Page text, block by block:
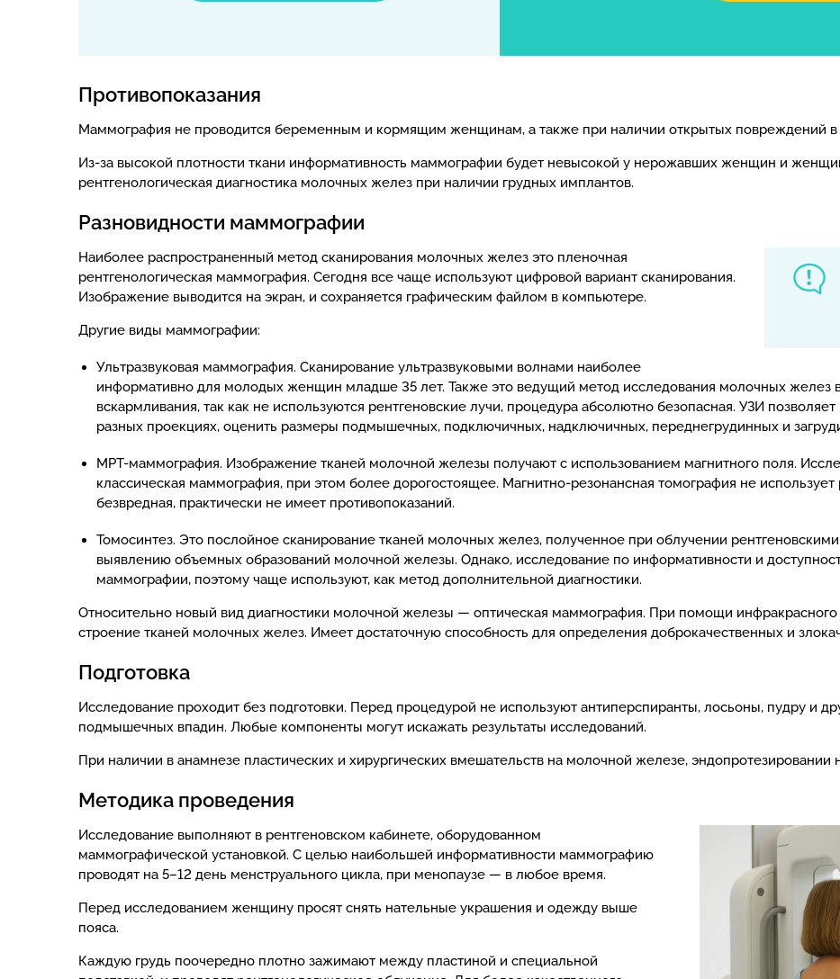
Противопоказания
Маммография не проводится беременным и кормящим женщинам, а также при наличии открытых повреждений в
Из-за высокой плотности ткани информативность маммографии будет невысокой у нерожавших женщин и
рентгенологическая диагностика молочных желез при наличии грудных имплантов.
Разновидности маммографии
Наиболее распространенный метод сканирования молочных желез это пленочная
рентгенологическая маммография. Сегодня все чаще используют цифровой вариант сканирования.
Изображение выводится на экран, и сохраняется графическим файлом в компьютере.
Другие виды маммографии:
Ультразвуковая маммография. Сканирование ультразвуковыми волнами наиболее
информативно для молодых женщин младше 35 лет. Также это ведущий метод исследования молочных желез
вскармливания, так как не используются рентгеновские лучи, процедура абсолютно безопасная. УЗИ
разных проекциях, оценить размеры подмышечных, подключичных, надключичных, переднегрудинных и
МРТ-маммография. Изображение тканей молочной железы получают с использованием магнитного поля.
классическая маммография, при этом более дорогостоящее. Магнитно-резонансная томография не использует
безвредная, практически не имеет противопоказаний.
Томосинтез. Это послойное сканирование тканей молочных желез, полученное при облучении
выявлению объемных образований молочной железы. Однако, исследование по информативности и
маммографии, поэтому чаще используют, как метод дополнительной диагностики.
Относительно новый вид диагностики молочной железы — оптическая маммография. При помощи инфракрасного
строение тканей молочных желез. Имеет достаточную способность для определения доброкачественных и
Подготовка
Исследование проходит без подготовки. Перед процедурой не используют антиперспиранты, лосьоны, пудру и
подмышечных впадин. Любые компоненты могут искажать результаты исследований.
При наличии в анамнезе пластических и хирургических вмешательств на молочной железе, эндопротезировании
Методика проведения
Исследование выполняют в рентгеновском кабинете, оборудованном
маммографической установкой. С целью наибольшей информативности маммографию
проводят на 5–12 день менструального цикла, при менопаузе — в любое время.
Перед исследованием женщину просят снять нательные украшения и одежду выше
пояса.
Каждую грудь поочередно плотно зажимают между пластиной и специальной